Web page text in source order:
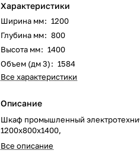
Характеристики
Ширина мм: 1200
Глубина мм: 800
Высота мм: 1400
Объем (дм 3): 1584
Все характеристики
Описание
Шкаф промышленный
1200х800х1400,
Все описание